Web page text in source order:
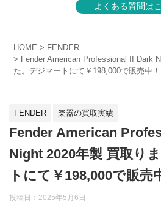
よくある質問は
HOME
FENDER
Fender American Professional II Dark
た。デジマートにて￥198,000で販売中！
FENDER 楽器の買取実績
Fender American
Night 2020年製 買取り
トにて￥198,000で販売
投稿日：2025年5月6日